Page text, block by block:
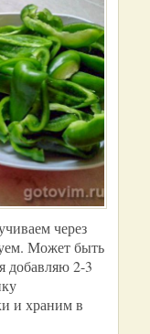
через
Может быть
добавляю 2-3
и храним в